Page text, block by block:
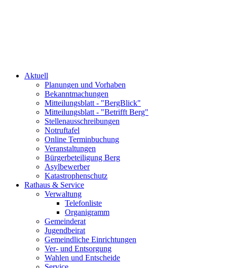
Aktuell
Planungen und Vorhaben
Bekanntmachungen
Mitteilungsblatt - "BergBlick"
Mitteilungsblatt - "Betrifft Berg"
Stellenausschreibungen
Notruftafel
Online Terminbuchung
Veranstaltungen
Bürgerbeteiligung Berg
Asylbewerber
Katastrophenschutz
Rathaus & Service
Verwaltung
Telefonliste
Organigramm
Gemeinderat
Jugendbeirat
Gemeindliche Einrichtungen
Ver- und Entsorgung
Wahlen und Entscheide